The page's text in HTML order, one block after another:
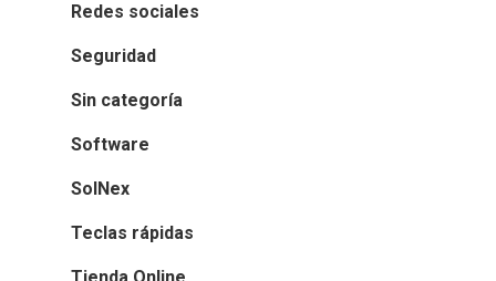
Redes sociales
Seguridad
Sin categoría
Software
SolNex
Teclas rápidas